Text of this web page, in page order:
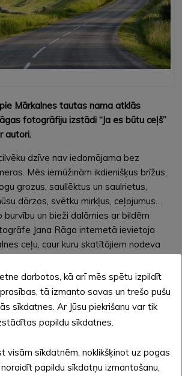
Mārkalnes tautas nama atklās
fotogrāfiju izstādi “Ja es būtu ceļš”
autori.
dzīve nav iedomājama bez
Mēs iemūžinām ikdienišķus brīžus,
grozus, saullēktus un saulrietus,
dārzos, svētku mirkļus, ceļojumus…
un bieži dalāmies ar bildēm
Jana Rāga internetā ievietoja
ceļu, caur kuru skatītājiem nodeva
Tas bija tik fantastisks skats, ka
„Ja es būtu ceļš”. Ko vien var
stāvot ceļa putekļos vai miglā tītā
36 lielformāta bildes ar novada
skatiem un akmeņiem mūsu
apmeklējumam septembrī un oktobrī
darba organizatores Sanitas Silirovas
darbotos, kā arī mēs spētu izpildīt
tā izmanto savas un trešo pušu
sīkdatnes. Ar Jūsu piekrišanu var tik
papildu sīkdatnes.
visām sīkdatnēm, noklikšķinot uz pogas
noraidīt papildu sīkdatņu izmantošanu,